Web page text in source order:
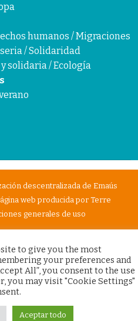
humanos / Migraciones
/ Solidaridad
solidaria / Ecología
descentralizada de Emaús
web producida por Terre
generales de uso
to give you the most
your preferences and
All”, you consent to the use
you may visit "Cookie Settings"
Aceptar todo